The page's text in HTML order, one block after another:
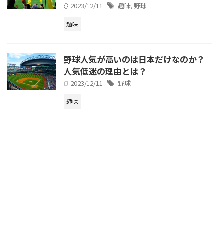
2023/12/11 趣味, 野球
趣味
野球人気が高いのは日本だけなのか？
人気低迷の理由とは？
2023/12/11 野球
趣味